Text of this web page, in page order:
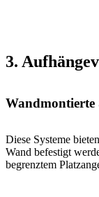
3.
Wandmontierte
Diese Systeme
Wand befestigt
begrenztem